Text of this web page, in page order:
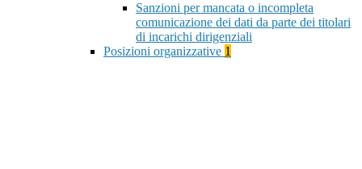
Sanzioni per mancata o incompleta
comunicazione dei dati da parte dei titolari
di incarichi dirigenziali
Posizioni organizzative 1